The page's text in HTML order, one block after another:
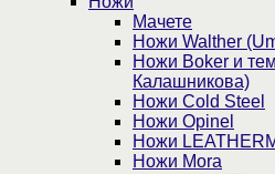
Мачете
Ножи Walther
Ножи Boker и
Калашникова)
Ножи Cold Steel
Ножи Opinel
Ножи
Ножи Mora